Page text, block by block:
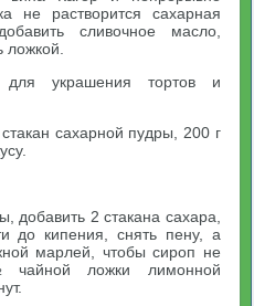
не растворится сахарная
сливочное масло,
ложкой.
для украшения тортов и
сахарной пудры, 200 г
добавить 2 стакана сахара,
до кипения, снять пену, а
марлей, чтобы сироп не
чайной ложки лимонной